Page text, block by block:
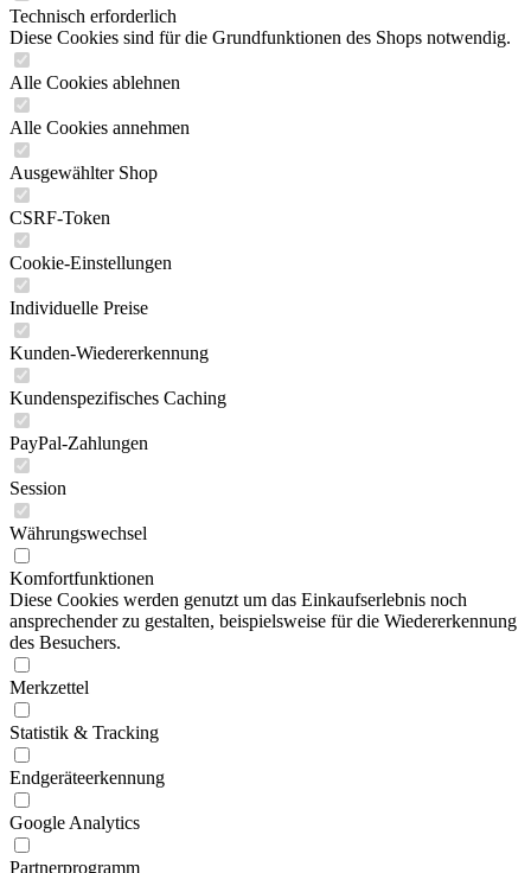
Technisch erforderlich
Diese Cookies sind für die Grundfunktionen des Shops notwendig.
Alle Cookies ablehnen
Alle Cookies annehmen
Ausgewählter Shop
CSRF-Token
Cookie-Einstellungen
Individuelle Preise
Kunden-Wiedererkennung
Kundenspezifisches Caching
PayPal-Zahlungen
Session
Währungswechsel
Komfortfunktionen
Diese Cookies werden genutzt um das Einkaufserlebnis noch
ansprechender zu gestalten, beispielsweise für die Wiedererkennung
des Besuchers.
Merkzettel
Statistik & Tracking
Endgeräteerkennung
Google Analytics
Partnerprogramm